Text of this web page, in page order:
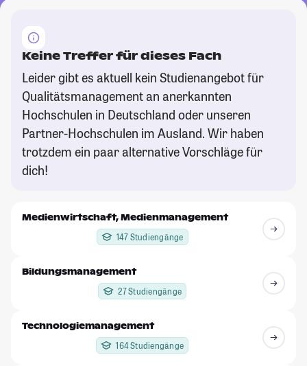
Keine Treffer für dieses Fach
Leider gibt es aktuell kein Studienangebot für
Qualitätsmanagement an anerkannten
Hochschulen in Deutschland oder unseren
Partner-Hochschulen im Ausland. Wir haben
trotzdem ein paar alternative Vorschläge für
dich!
Medienwirtschaft, Medienmanagement
147 Studiengänge
Bildungsmanagement
27 Studiengänge
Technologiemanagement
164 Studiengänge